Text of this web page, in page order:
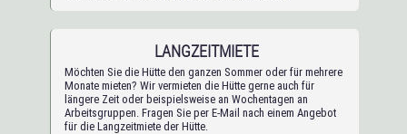
LANGZEITMIETE
Möchten Sie die Hütte den ganzen Sommer oder für mehrere
Monate mieten? Wir vermieten die Hütte gerne auch für
längere Zeit oder beispielsweise an Wochentagen an
Arbeitsgruppen. Fragen Sie per E-Mail nach einem Angebot
für die Langzeitmiete der Hütte.